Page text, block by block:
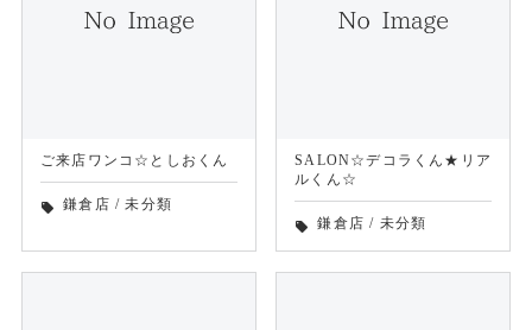
ご来店ワンコ☆としおくん
local_offer 鎌倉店 /未分類
SALON☆デコラくん★リア
ルくん☆
local_offer 鎌倉店 / 未分類